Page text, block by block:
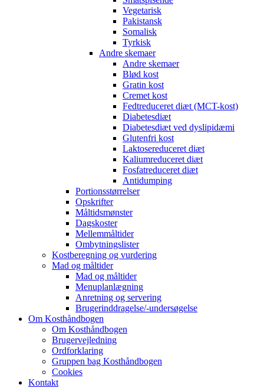
Vegetarisk
Pakistansk
Somalisk
Tyrkisk
Andre skemaer
Andre skemaer
Blød kost
Gratin kost
Cremet kost
Fedtreduceret diæt (MCT-kost)
Diabetesdiæt
Diabetesdiæt ved dyslipidæmi
Glutenfri kost
Laktosereduceret diæt
Kaliumreduceret diæt
Fosfatreduceret diæt
Antidumping
Portionsstørrelser
Opskrifter
Måltidsmønster
Dagskoster
Mellemmåltider
Ombytningslister
Kostberegning og vurdering
Mad og måltider
Mad og måltider
Menuplanlægning
Anretning og servering
Brugerinddragelse/-undersøgelse
Om Kosthåndbogen
Om Kosthåndbogen
Brugervejledning
Ordforklaring
Gruppen bag Kosthåndbogen
Cookies
Kontakt